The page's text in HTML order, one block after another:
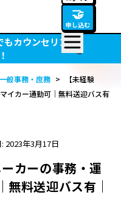
🤝
申し込む
もカウンセリン
一般事務・庶務 >
【未経験
イカー通勤可｜無料送迎バス有
2023年3月17日
カーの事務・運
料送迎バス有｜